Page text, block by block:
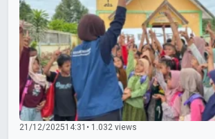
21/12/202514:31 • 1.032 views